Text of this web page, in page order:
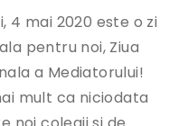
4 mai 2020 este o zi
pentru noi, Ziua
a Mediatorului!
mult ca niciodata